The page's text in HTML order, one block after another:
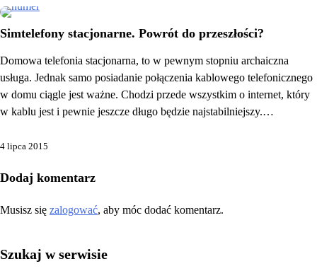
Simtelefony stacjonarne. Powrót do przeszłości?
Domowa telefonia stacjonarna, to w pewnym stopniu archaiczna
usługa. Jednak samo posiadanie połączenia kablowego telefonicznego
w domu ciągle jest ważne. Chodzi przede wszystkim o internet, który
w kablu jest i pewnie jeszcze długo będzie najstabilniejszy.…
4 lipca 2015
Dodaj komentarz
Musisz się zalogować, aby móc dodać komentarz.
Szukaj w serwisie